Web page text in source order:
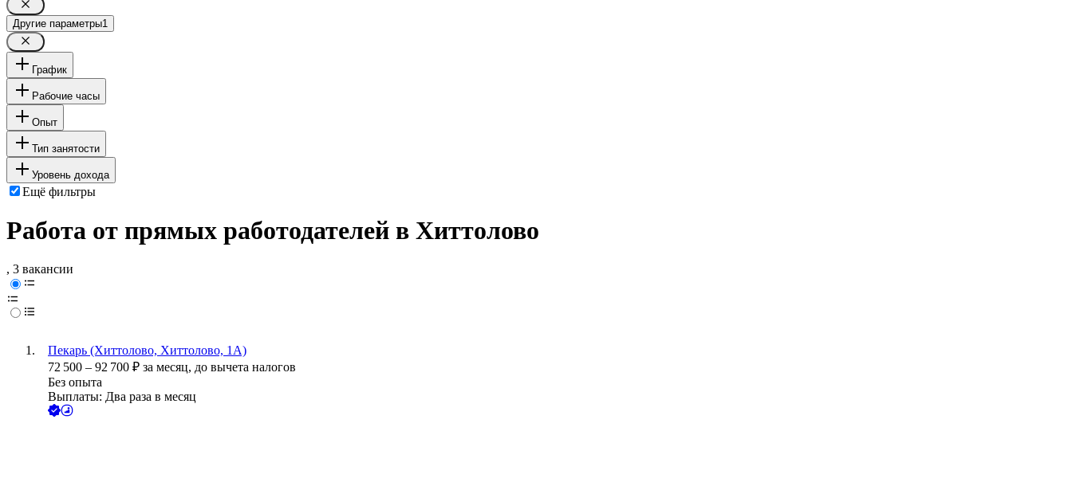
Другие параметры1
График
Рабочие часы
Опыт
Тип занятости
Уровень дохода
Ещё фильтры
Работа от прямых работодателей в Хиттолово
, 3 вакансии
Пекарь (Хиттолово, Хиттолово, 1А)
72 500 – 92 700 ₽ за месяц, до вычета налогов
Без опыта
Выплаты: Два раза в месяц